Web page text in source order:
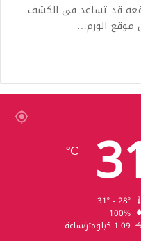
قد تساعد في الكشف
موقع الورم…
℃
100%
1.09 كيلومتر/ساعة